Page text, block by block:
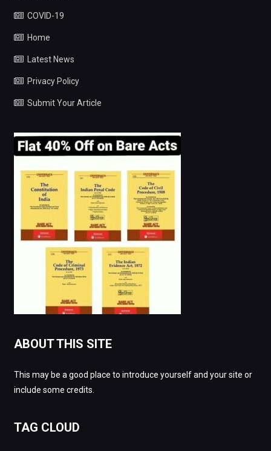
COVID-19
Home
Latest News
Privacy Policy
Submit Your Article
ABOUT THIS SITE
This may be a good place to introduce yourself and your site or
include some credits.
TAG CLOUD